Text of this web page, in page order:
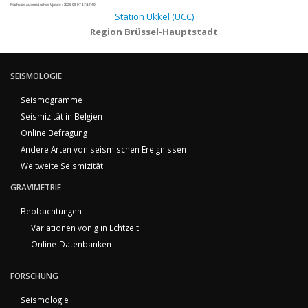
Nächstes automatisches Update : 2026-08-07 17:17:40
Station Ukkel (UCC)
Region Brüssel-Hauptstadt
SEISMOLOGIE
Seismogramme
Seismizität in Belgien
Online Befragung
Andere Arten von seismischen Ereignissen
Weltweite Seismizität
GRAVIMETRIE
Beobachtungen
Variationen von g in Echtzeit
Online-Datenbanken
FORSCHUNG
Seismologie